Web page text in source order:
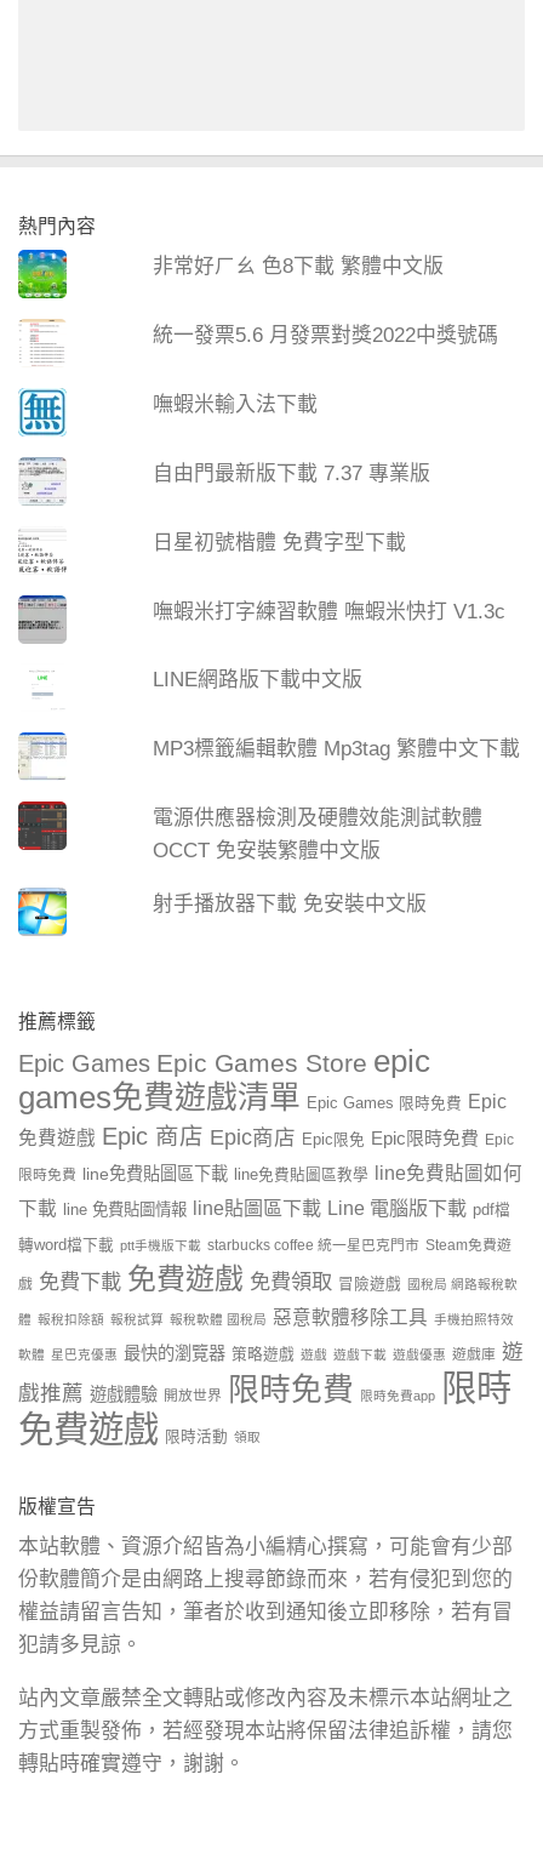
熱門內容
非常好ㄏㄠ 色8下載 繁體中文版
統一發票5.6 月發票對獎2022中獎號碼
嘸蝦米輸入法下載
自由門最新版下載 7.37 專業版
日星初號楷體 免費字型下載
嘸蝦米打字練習軟體 嘸蝦米快打 V1.3c
LINE網路版下載中文版
MP3標籤編輯軟體 Mp3tag 繁體中文下載
電源供應器檢測及硬體效能測試軟體
OCCT 免安裝繁體中文版
射手播放器下載 免安裝中文版
推薦標籤
Epic Games Epic Games Store epic
games免費遊戲清單 Epic Games 限時免費 Epic
免費遊戲 Epic 商店 Epic商店 Epic限免 Epic限時免費 Epic
限時免費 line免費貼圖區下載 line免費貼圖區教學
line免費貼圖如何
下載
line 免費貼圖情報 line貼圖區下載 Line 電腦版下載 pdf檔
轉word檔下載 ptt手機版下載 starbucks coffee 統一星巴克門市 Steam免費遊
戲 免費下載 免費遊戲 免費領取 冒險遊戲 國稅局 網路報稅軟
體 報稅扣除額 報稅試算 報稅軟體 國稅局 惡意軟體移除工具 手機拍照特效
軟體 星巴克優惠 最快的瀏覽器 策略遊戲 遊戲 遊戲下載 遊戲優惠 遊戲庫 遊
戲推薦 遊戲體驗 開放世界 限時免費 限時免費app
限時
免費遊戲 限時活動 領取
版權宣告
本站軟體、資源介紹皆為小編精心撰寫，可能會有少部
份軟體簡介是由網路上搜尋節錄而來，若有侵犯到您的
權益請留言告知，筆者於收到通知後立即移除，若有冒
犯請多見諒。
站內文章嚴禁全文轉貼或修改內容及未標示本站網址之
方式重製發佈，若經發現本站將保留法律追訴權，請您
轉貼時確實遵守，謝謝。